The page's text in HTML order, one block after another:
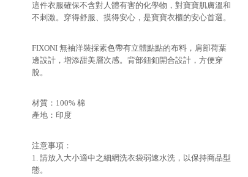
這件衣服確保不含對人體有害的化學物，對寶寶肌膚溫和
不刺激。穿得舒服、摸得安心，是寶寶衣櫃的安心首選。
FIXONI 無袖洋裝採素色帶有立體點點的布料，肩部荷葉
邊設計，增添甜美層次感。背部鈕釦開合設計，方便穿
脫。
材質：100% 棉
產地：印度
注意事項：
1. 請放入大小適中之細網洗衣袋弱速水洗，以保持商品型
態。